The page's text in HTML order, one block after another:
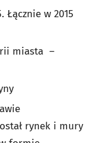
Łącznie w 2015
miasta –
rynek i mury